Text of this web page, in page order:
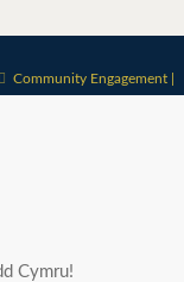
Community Engagement |
Cymru!